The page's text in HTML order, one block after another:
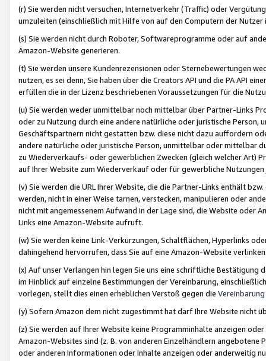
(r) Sie werden nicht versuchen, Internetverkehr (Traffic) oder
umzuleiten (einschließlich mit Hilfe von auf den Computern der
(s) Sie werden nicht durch Roboter, Softwareprogramme oder auf
Amazon-Website generieren.
(t) Sie werden unsere Kundenrezensionen oder Sternebewertungen
nutzen, es sei denn, Sie haben über die Creators API und die PA API
erfüllen die in der Lizenz beschriebenen Voraussetzungen für die
(u) Sie werden weder unmittelbar noch mittelbar über Partner-Links
oder zu Nutzung durch eine andere natürliche oder juristische
Geschäftspartnern nicht gestatten bzw. diese nicht dazu auffordern
andere natürliche oder juristische Person, unmittelbar oder mittelbar
zu Wiederverkaufs- oder gewerblichen Zwecken (gleich welcher Art)
auf Ihrer Website zum Wiederverkauf oder für gewerbliche
(v) Sie werden die URL Ihrer Website, die die Partner-Links enthält
werden, nicht in einer Weise tarnen, verstecken, manipulieren oder
nicht mit angemessenem Aufwand in der Lage sind, die Website oder
Links eine Amazon-Website aufruft.
(w) Sie werden keine Link-Verkürzungen, Schaltflächen, Hyperlinks
dahingehend hervorrufen, dass Sie auf eine Amazon-Website
(x) Auf unser Verlangen hin legen Sie uns eine schriftliche
im Hinblick auf einzelne Bestimmungen der Vereinbarung,
vorlegen, stellt dies einen erheblichen Verstoß gegen die Vereinbarung
(y) Sofern Amazon dem nicht zugestimmt hat darf Ihre Website nicht
(z) Sie werden auf Ihrer Website keine Programminhalte anzeigen
Amazon-Websites sind (z. B. von anderen Einzelhändlern
oder anderen Informationen oder Inhalte anzeigen oder anderweitig